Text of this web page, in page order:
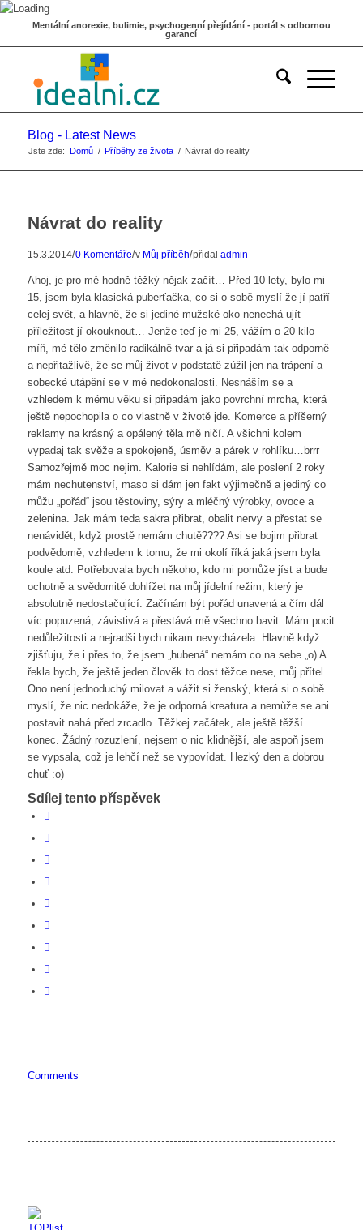
Mentální anorexie, bulimie, psychogenní přejídání - portál s odbornou
garancí
Blog - Latest News
Jste zde: Domů / Příběhy ze života / Návrat do reality
Návrat do reality
15.3.2014/0 Komentáře/v Můj příběh/přidal admin
Ahoj, je pro mě hodně těžký nějak začít… Před 10 lety, bylo mi
15, jsem byla klasická puberťačka, co si o sobě myslí že jí patří
celej svět, a hlavně, že si jediné mužské oko nenechá ujít
příležitost jí okouknout… Jenže teď je mi 25, vážím o 20 kilo
míň, mé tělo změnilo radikálně tvar a já si připadám tak odporně
a nepřitažlivě, že se můj život v podstatě zúžil jen na trápení a
sobecké utápění se v mé nedokonalosti. Nesnáším se a
vzhledem k mému věku si připadám jako povrchní mrcha, která
ještě nepochopila o co vlastně v životě jde. Komerce a příšerný
reklamy na krásný a opálený těla mě ničí. A všichni kolem
vypadaj tak svěže a spokojeně, úsměv a párek v rohlíku…brrr
Samozřejmě moc nejim. Kalorie si nehlídám, ale poslení 2 roky
mám nechutenství, maso si dám jen fakt výjimečně a jediný co
můžu „pořád“ jsou těstoviny, sýry a mléčný výrobky, ovoce a
zelenina. Jak mám teda sakra přibrat, obalit nervy a přestat se
nenávidět, když prostě nemám chutě???? Asi se bojim přibrat
podvědomě, vzhledem k tomu, že mi okolí říká jaká jsem byla
koule atd. Potřebovala bych někoho, kdo mi pomůže jíst a bude
ochotně a svědomitě dohlížet na můj jídelní režim, který je
absolutně nedostačující. Začínám být pořád unavená a čím dál
víc popuzená, závistivá a přestává mě všechno bavit. Mám pocit
nedůležitosti a nejradši bych nikam nevycházela. Hlavně když
zjišťuju, že i přes to, že jsem „hubená“ nemám co na sebe „o) A
řekla bych, že ještě jeden člověk to dost těžce nese, můj přítel.
Ono není jednoduchý milovat a vážit si ženský, která si o sobě
myslí, že nic nedokáže, že je odporná kreatura a nemůže se ani
postavit nahá před zrcadlo. Těžkej začátek, ale ještě těžší
konec. Žádný rozuzlení, nejsem o nic klidnější, ale aspoň jsem
se vypsala, což je lehčí než se vypovídat. Hezký den a dobrou
chuť :o)
Sdílej tento příspěvek
Comments